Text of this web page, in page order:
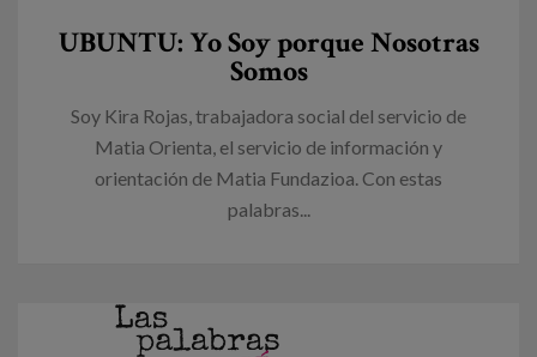
UBUNTU: Yo Soy porque Nosotras
Somos
Soy Kira Rojas, trabajadora social del servicio de
Matia Orienta, el servicio de información y
orientación de Matia Fundazioa. Con estas
palabras...